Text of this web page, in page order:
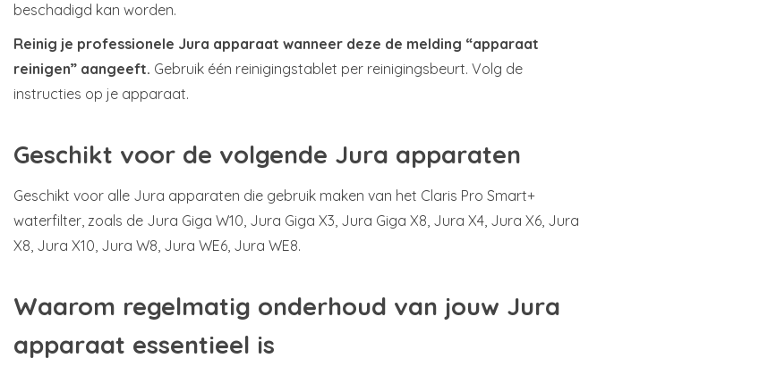
beschadigd kan worden.
Reinig je professionele Jura apparaat wanneer deze de melding “apparaat
reinigen” aangeeft. Gebruik één reinigingstablet per reinigingsbeurt. Volg de
instructies op je apparaat.
Geschikt voor de volgende Jura apparaten
Geschikt voor alle Jura apparaten die gebruik maken van het Claris Pro Smart+
waterfilter, zoals de Jura Giga W10, Jura Giga X3, Jura Giga X8, Jura X4, Jura X6, Jura
X8, Jura X10, Jura W8, Jura WE6, Jura WE8.
Waarom regelmatig onderhoud van jouw Jura
apparaat essentieel is